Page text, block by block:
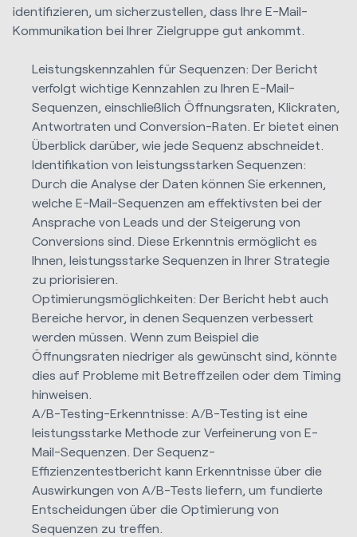
identifizieren, um sicherzustellen, dass Ihre E-Mail-
Kommunikation bei Ihrer Zielgruppe gut ankommt.
Leistungskennzahlen für Sequenzen: Der Bericht
verfolgt wichtige Kennzahlen zu Ihren E-Mail-
Sequenzen, einschließlich Öffnungsraten, Klickraten,
Antwortraten und Conversion-Raten. Er bietet einen
Überblick darüber, wie jede Sequenz abschneidet.
Identifikation von leistungsstarken Sequenzen:
Durch die Analyse der Daten können Sie erkennen,
welche E-Mail-Sequenzen am effektivsten bei der
Ansprache von Leads und der Steigerung von
Conversions sind. Diese Erkenntnis ermöglicht es
Ihnen, leistungsstarke Sequenzen in Ihrer Strategie
zu priorisieren.
Optimierungsmöglichkeiten: Der Bericht hebt auch
Bereiche hervor, in denen Sequenzen verbessert
werden müssen. Wenn zum Beispiel die
Öffnungsraten niedriger als gewünscht sind, könnte
dies auf Probleme mit Betreffzeilen oder dem Timing
hinweisen.
A/B-Testing-Erkenntnisse: A/B-Testing ist eine
leistungsstarke Methode zur Verfeinerung von E-
Mail-Sequenzen. Der Sequenz-
Effizienzentestbericht kann Erkenntnisse über die
Auswirkungen von A/B-Tests liefern, um fundierte
Entscheidungen über die Optimierung von
Sequenzen zu treffen.